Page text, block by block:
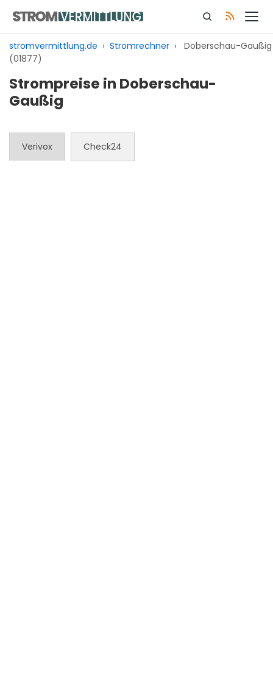
Inhalt
springen
stromvermittlung.de › Stromrechner › Doberschau-Gaußig
(01877)
Strompreise in Doberschau-
Gaußig
Verivox Check24